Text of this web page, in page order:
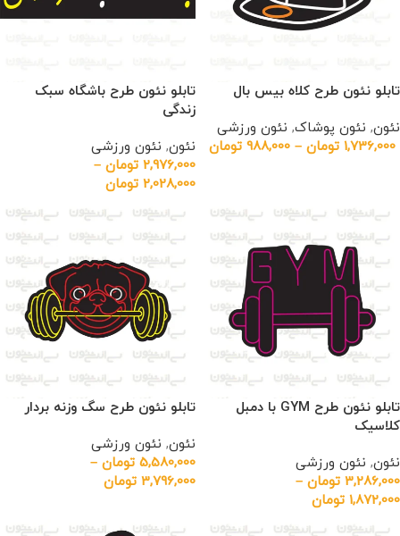
تابلو نئون طرح کلاه بیس بال
نئون, نئون پوشاک, نئون ورزشی
1,736,000 تومان –
988,000 تومان
تابلو نئون طرح باشگاه سبک
زندگی
نئون, نئون ورزشی
2,976,000 تومان –
2,028,000 تومان
تابلو نئون طرح GYM با دمبل
کلاسیک
نئون, نئون ورزشی
3,286,000 تومان –
1,872,000 تومان
تابلو نئون طرح سگ وزنه بردار
نئون, نئون ورزشی
5,580,000 تومان –
3,796,000 تومان